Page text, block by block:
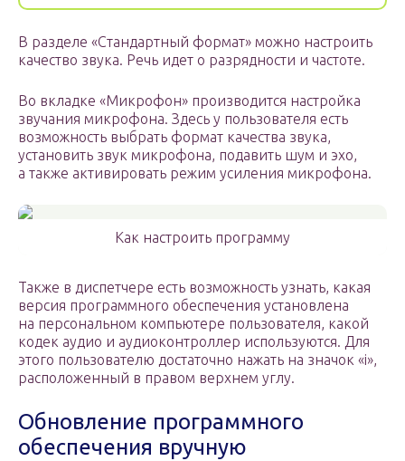
В разделе «Стандартный формат» можно настроить
качество звука. Речь идет о разрядности и частоте.
Во вкладке «Микрофон» производится настройка
звучания микрофона. Здесь у пользователя есть
возможность выбрать формат качества звука,
установить звук микрофона, подавить шум и эхо,
а также активировать режим усиления микрофона.
Как настроить программу
Также в диспетчере есть возможность узнать, какая
версия программного обеспечения установлена
на персональном компьютере пользователя, какой
кодек аудио и аудиоконтроллер используются. Для
этого пользователю достаточно нажать на значок «i»,
расположенный в правом верхнем углу.
Обновление программного
обеспечения вручную